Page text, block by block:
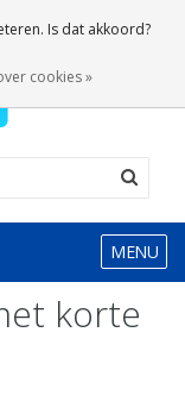
0 Artikelen
MENU
korte
Is dat akkoord?
cookies »